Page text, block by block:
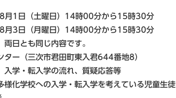
月1日（土曜日）14時00分から15時30分
（月曜日）14時00分から15時30分
も同じ内容です。
ター（三次市君田町東入君644番地8）
入学・転入学の流れ、質疑応答等
様化学校への入学・転入学を考えている児童生